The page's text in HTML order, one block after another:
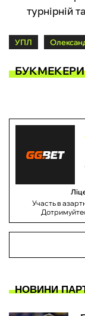
турнірній
УПЛ
БУКМЕКЕРИ
Участь в